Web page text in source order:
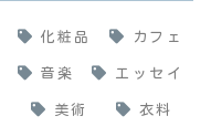
化粧品 カフェ
音楽 エッセイ
美術 衣料